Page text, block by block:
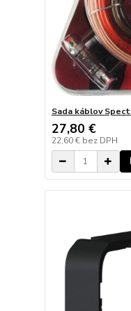
Sada káblov
27,80 €
22,60 € bez DPH